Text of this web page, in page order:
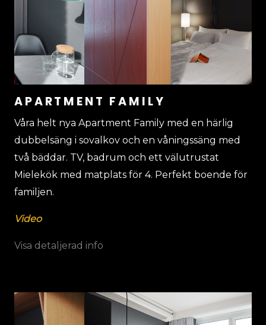
APARTMENT FAMILY
Våra helt nya Apartment Family med en härlig
dubbelsäng i sovalkov och en våningssäng med
två bäddar. TV, badrum och ett välutrustat
Mielekök med matplats för 4. Perfekt boende för
familjen.
Video
Visa detaljerad info